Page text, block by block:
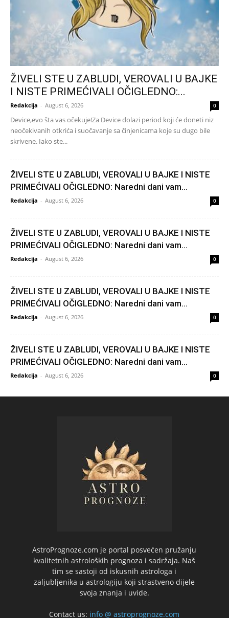
ŽIVELI STE U ZABLUDI, VEROVALI U BAJKE
I NISTE PRIMEĆIVALI OČIGLEDNO:...
Redakcija - August 6, 2026 0
Device,evo šta vas očekuje!Za Device dolazi period koji će doneti niz
neočekivanih otkrića i suočavanje sa činjenicama koje su dugo bile
skrivene. Iako ste...
ŽIVELI STE U ZABLUDI, VEROVALI U BAJKE I NISTE
PRIMEĆIVALI OČIGLEDNO: Naredni dani vam...
Redakcija - August 6, 2026 0
ŽIVELI STE U ZABLUDI, VEROVALI U BAJKE I NISTE
PRIMEĆIVALI OČIGLEDNO: Naredni dani vam...
Redakcija - August 6, 2026 0
ŽIVELI STE U ZABLUDI, VEROVALI U BAJKE I NISTE
PRIMEĆIVALI OČIGLEDNO: Naredni dani vam...
Redakcija - August 6, 2026 0
ŽIVELI STE U ZABLUDI, VEROVALI U BAJKE I NISTE
PRIMEĆIVALI OČIGLEDNO: Naredni dani vam...
Redakcija - August 6, 2026 0
AstroPrognoze.com je portal posvećen pružanju
kvalitetnih astroloških prognoza i sadržaja. Naš
tim se sastoji od iskusnih astrologa i
zaljubljenika u astrologiju koji strastveno dijele
svoja znanja i uvide.
Contact us: info @ astroprognoze.com